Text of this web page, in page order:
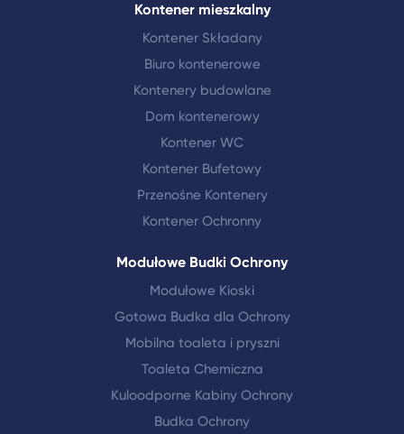
Kontener mieszkalny
Kontener Składany
Biuro kontenerowe
Kontenery budowlane
Dom kontenerowy
Kontener WC
Kontener Bufetowy
Przenośne Kontenery
Kontener Ochronny
Modułowe Budki Ochrony
Modułowe Kioski
Gotowa Budka dla Ochrony
Mobilna toaleta i pryszni
Toaleta Chemiczna
Kuloodporne Kabiny Ochrony
Budka Ochrony